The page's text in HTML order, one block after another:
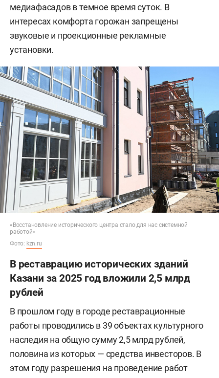
медиафасадов в темное время суток. В
интересах комфорта горожан запрещены
звуковые и проекционные рекламные
установки.
«Восстановление исторического центра стало для нас системной
работой»
Фото: kzn.ru
В реставрацию исторических зданий
Казани за 2025 год вложили 2,5 млрд
рублей
В прошлом году в городе реставрационные
работы проводились в 39 объектах культурного
наследия на общую сумму 2,5 млрд рублей,
половина из которых — средства инвесторов. В
этом году разрешения на проведение работ